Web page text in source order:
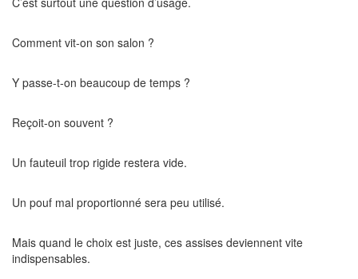
Comment vit-on son salon ?
Y passe-t-on beaucoup de temps ?
Reçoit-on souvent ?
Un fauteuil trop rigide restera vide.
Un pouf mal proportionné sera peu utilisé.
Mais quand le choix est juste, ces assises deviennent vite
indispensables.